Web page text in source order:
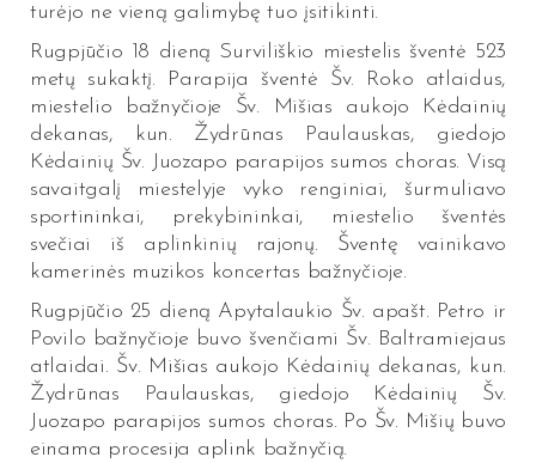
turėjo ne vieną galimybę tuo įsitikinti.
Rugpjūčio 18 dieną Surviliškio miestelis šventė 523
metų sukaktį. Parapija šventė Šv. Roko atlaidus,
miestelio bažnyčioje Šv. Mišias aukojo Kėdainių
dekanas, kun. Žydrūnas Paulauskas, giedojo
Kėdainių Šv. Juozapo parapijos sumos choras. Visą
savaitgalį miestelyje vyko renginiai, šurmuliavo
sportininkai, prekybininkai, miestelio šventės
svečiai iš aplinkinių rajonų. Šventę vainikavo
kamerinės muzikos koncertas bažnyčioje.
Rugpjūčio 25 dieną Apytalaukio Šv. apašt. Petro ir
Povilo bažnyčioje buvo švenčiami Šv. Baltramiejaus
atlaidai. Šv. Mišias aukojo Kėdainių dekanas, kun.
Žydrūnas Paulauskas, giedojo Kėdainių Šv.
Juozapo parapijos sumos choras. Po Šv. Mišių buvo
einama procesija aplink bažnyčią.